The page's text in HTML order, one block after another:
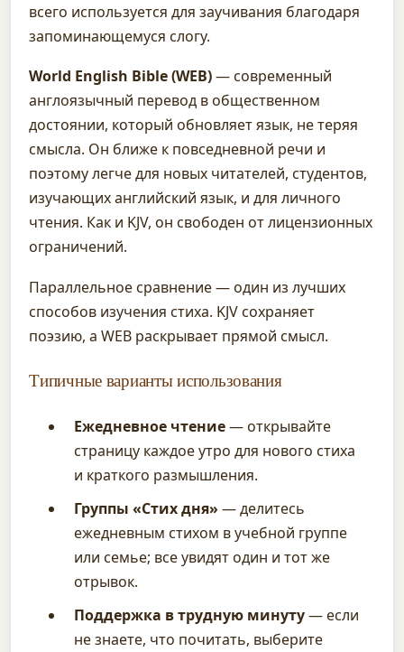
всего используется для заучивания благодаря
запоминающемуся слогу.
World English Bible (WEB)— современный
англоязычный перевод в общественном
достоянии, который обновляет язык, не теряя
смысла. Он ближе к повседневной речи и
поэтому легче для новых читателей, студентов,
изучающих английский язык, и для личного
чтения. Как и KJV, он свободен от лицензионных
ограничений.
Параллельное сравнение — один из лучших
способов изучения стиха. KJV сохраняет
поэзию, а WEB раскрывает прямой смысл.
Типичные варианты использования
Ежедневное чтение— открывайте
страницу каждое утро для нового стиха
и краткого размышления.
Группы «Стих дня» — делитесь
ежедневным стихом в учебной группе
или семье; все увидят один и тот же
отрывок.
Поддержка в трудную минуту— если
не знаете, что почитать, выберите